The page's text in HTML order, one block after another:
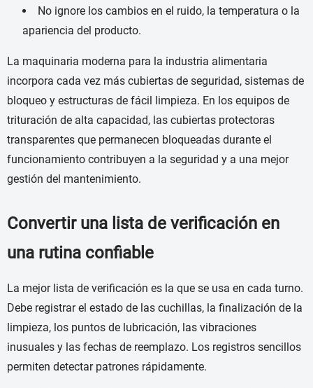
No ignore los cambios en el ruido, la temperatura o la
apariencia del producto.
La maquinaria moderna para la industria alimentaria
incorpora cada vez más cubiertas de seguridad, sistemas de
bloqueo y estructuras de fácil limpieza. En los equipos de
trituración de alta capacidad, las cubiertas protectoras
transparentes que permanecen bloqueadas durante el
funcionamiento contribuyen a la seguridad y a una mejor
gestión del mantenimiento.
Convertir una lista de verificación en
una rutina confiable
La mejor lista de verificación es la que se usa en cada turno.
Debe registrar el estado de las cuchillas, la finalización de la
limpieza, los puntos de lubricación, las vibraciones
inusuales y las fechas de reemplazo. Los registros sencillos
permiten detectar patrones rápidamente.